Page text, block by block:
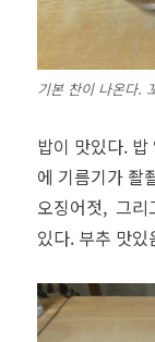
기본 찬이 나온다.
밥이 맛있다.
에 기름기가 좔
오징어젓, 그리
있다. 부추 맛있